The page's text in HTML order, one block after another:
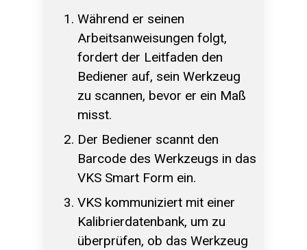
Während er seinen
Arbeitsanweisungen folgt,
fordert der Leitfaden den
Bediener auf, sein Werkzeug
zu scannen, bevor er ein Maß
misst.
Der Bediener scannt den
Barcode des Werkzeugs in das
VKS Smart Form ein.
VKS kommuniziert mit einer
Kalibrierdatenbank, um zu
überprüfen, ob das Werkzeug